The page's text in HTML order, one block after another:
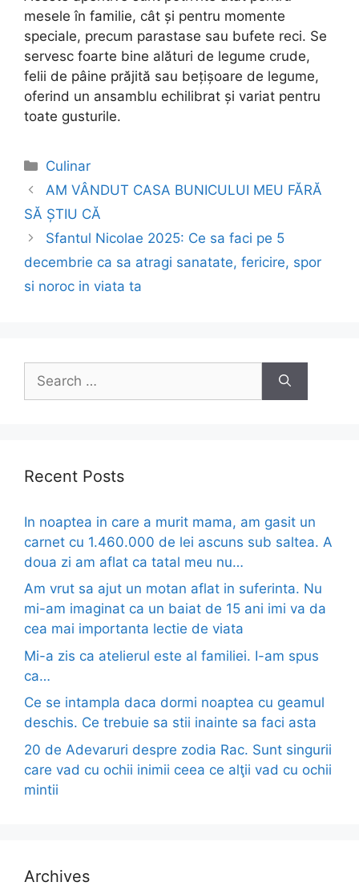
mesele în familie, cât și pentru momente
speciale, precum parastase sau bufete reci. Se
servesc foarte bine alături de legume crude,
felii de pâine prăjită sau bețișoare de legume,
oferind un ansamblu echilibrat și variat pentru
toate gusturile.
Categories
Culinar
Post
navigation
AM VÂNDUT CASA BUNICULUI MEU FĂRĂ
SĂ ȘTIU CĂ
Sfantul Nicolae 2025: Ce sa faci pe 5
decembrie ca sa atragi sanatate, fericire, spor
si noroc in viata ta
for:
Recent Posts
In noaptea in care a murit mama, am gasit un
carnet cu 1.460.000 de lei ascuns sub saltea. A
doua zi am aflat ca tatal meu nu…
Am vrut sa ajut un motan aflat in suferinta. Nu
mi-am imaginat ca un baiat de 15 ani imi va da
cea mai importanta lectie de viata
Mi-a zis ca atelierul este al familiei. I-am spus
ca…
Ce se intampla daca dormi noaptea cu geamul
deschis. Ce trebuie sa stii inainte sa faci asta
20 de Adevaruri despre zodia Rac. Sunt singurii
care vad cu ochii inimii ceea ce alţii vad cu ochii
mintii
Archives